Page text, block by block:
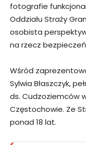
fotografie
Oddziału Straży
osobista
na rzecz
Wśród
Sylwia Błaszczyk,
ds. Cudzoziemców
Częstochowie. Ze
ponad 18 lat.